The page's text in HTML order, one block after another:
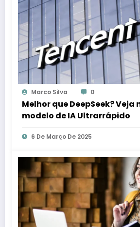
Marco Silva 0
Melhor que DeepSeek? Veja
modelo de IA Ultrarrápido
6 De Março De 2025